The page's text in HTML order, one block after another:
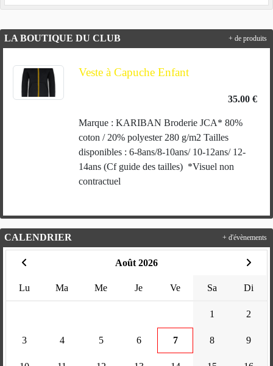
LA BOUTIQUE DU CLUB
Veste à Capuche Enfant
35.00 €
Marque : KARIBAN Broderie JCA* 80%
coton / 20% polyester 280 g/m2 Tailles
disponibles : 6-8ans/8-10ans/ 10-12ans/ 12-
14ans (Cf guide des tailles) *Visuel non
contractuel
+ de produits
CALENDRIER
Août 2026
Lu Ma Me Je Ve Sa Di
1 2
3 4 5 6 7 8 9
+ d'évènements